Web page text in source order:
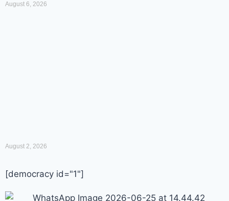
August 6, 2026
August 2, 2026
[democracy id="1"]